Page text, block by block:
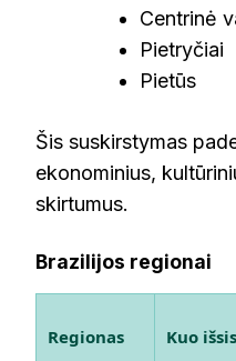
Centrinė
Pietryčiai
Pietūs
Šis suskirstymas
ekonominius,
skirtumus.
Brazilijos regionai
Regionas Kuo